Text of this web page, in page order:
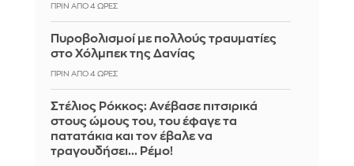
ΠΡΙΝ ΑΠΌ 4 ΏΡΕΣ
Πυροβολισμοί με πολλούς τραυματίες
στο Χόλμπεκ της Δανίας
ΠΡΙΝ ΑΠΌ 4 ΏΡΕΣ
Στέλιος Ρόκκος: Ανέβασε πιτσιρικά
στους ώμους του, του έφαγε τα
πατατάκια και τον έβαλε να
τραγουδήσει... Ρέμο!